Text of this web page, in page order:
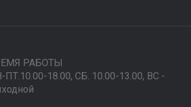
РАБОТЫ
ПТ.10.00-18.00, СБ. 10.00-13.00, ВС -